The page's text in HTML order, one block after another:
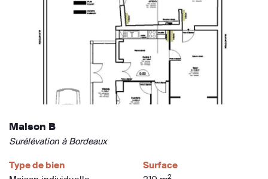
Maison B
Surélévation à Bordeaux
Type de bien
Surface
2